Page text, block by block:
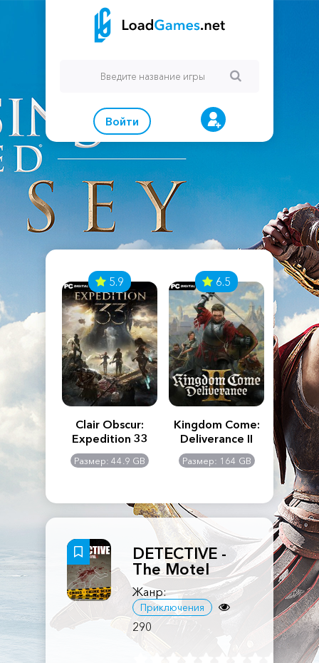
Войти
Creed
5.9
Clair Obscur:
Expedition 33
Размер: 44.9 GB
6.5
Kingdom Come:
Deliverance II
Размер: 164 GB
The
DETECTIVE -
The Motel
Жанр:
Приключения
290